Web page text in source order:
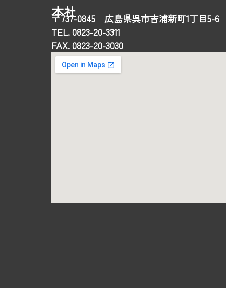
本社
〒737-0845 広島県呉市吉浦新町1丁目5-6
TEL. 0823-20-3311
FAX. 0823-20-3030